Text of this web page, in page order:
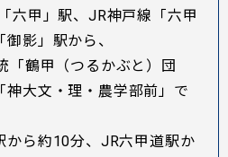
六甲」駅、JR神戸線「六甲
影」駅から、
甲（つるかぶと）団
神大文・理・農学部前」で
約10分、JR六甲道駅か